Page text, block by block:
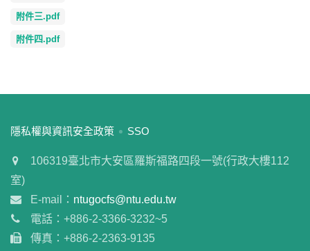
附件三.pdf
附件四.pdf
:::
隱私權與資訊安全政策 SSO
106319臺北市大安區羅斯福路四段一號(行政大樓112
室)
E-mail： ntugocfs@ntu.edu.tw
電話：+886-2-3366-3232~5
傳真：+886-2-2363-9135